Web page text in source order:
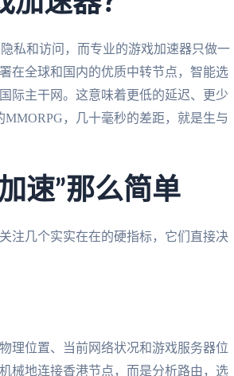
私和访问，而专业的游戏加速器只做一
在全球和国内的优质中转节点，智能选
际主干网。这意味着更低的延迟、更少
，几十毫秒的差距，就是生与
速”那么简单
注几个实实在在的硬指标，它们直接决
理位置、当前网络状况和游戏服务器位
械地连接香港节点，而是分析路由，选